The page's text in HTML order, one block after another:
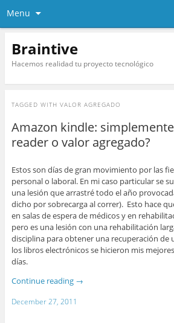
Menu
Braintive
Hacemos realidad tu proyecto tecnológico
TAGGED WITH VALOR AGREGADO
Amazon kindle:
reader o valor agregado?
Estos son días de gran movimiento por las
personal o laboral. En mi caso particular se
una lesión que arrastré todo el año
dicho por sobrecarga al correr). Esto hace
en salas de espera de médicos y en
pero es una lesión con una rehabilitación
disciplina para obtener una recuperación de
los libros electrónicos se hicieron mis
días.
Continue reading →
December 27, 2011